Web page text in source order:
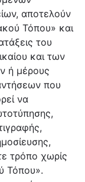
αποτελούν
Τόπου» και
του
και των
ή μέρους
που
να
τρόπο χωρίς
Τόπου».